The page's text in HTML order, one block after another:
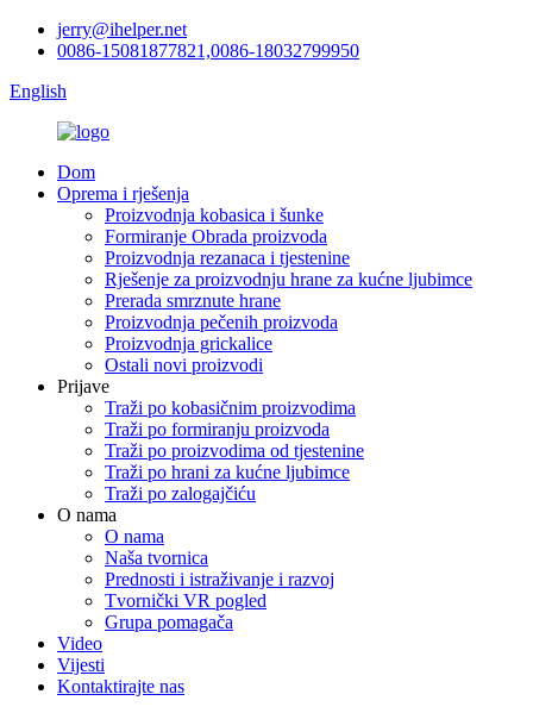
jerry@ihelper.net
0086-15081877821,0086-18032799950
English
Dom
Oprema i rješenja
Proizvodnja kobasica i šunke
Formiranje Obrada proizvoda
Proizvodnja rezanaca i tjestenine
Rješenje za proizvodnju hrane za kućne ljubimce
Prerada smrznute hrane
Proizvodnja pečenih proizvoda
Proizvodnja grickalice
Ostali novi proizvodi
Prijave
Traži po kobasičnim proizvodima
Traži po formiranju proizvoda
Traži po proizvodima od tjestenine
Traži po hrani za kućne ljubimce
Traži po zalogajčiću
O nama
O nama
Naša tvornica
Prednosti i istraživanje i razvoj
Tvornički VR pogled
Grupa pomagača
Video
Vijesti
Kontaktirajte nas